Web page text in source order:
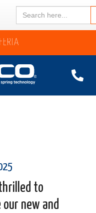
Search
for:
thrilled to
our new and